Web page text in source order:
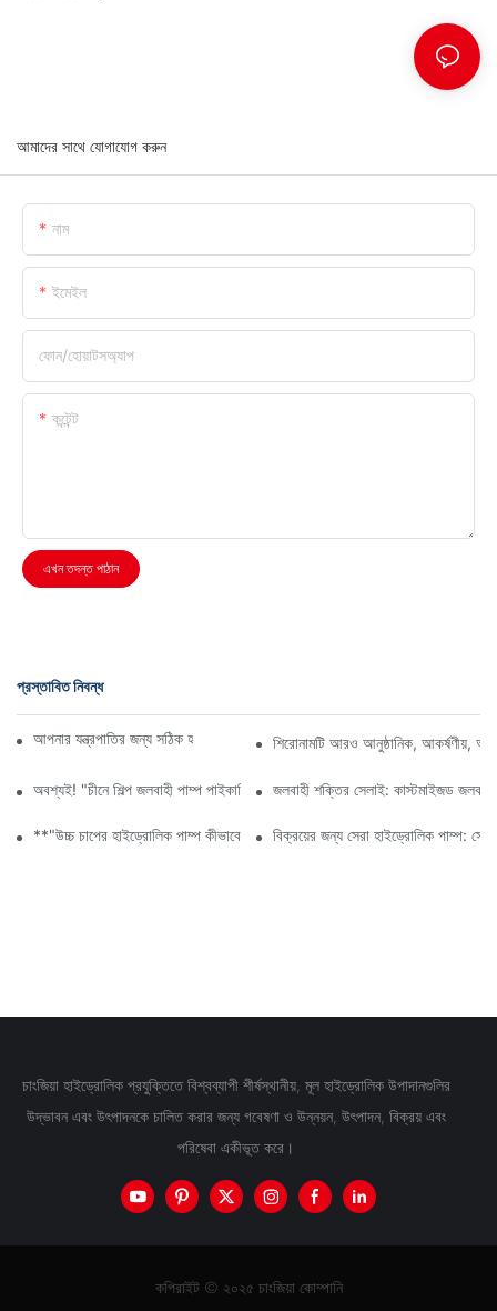
আমাদের সাথে যোগাযোগ করুন
নাম
ইমেইল
ফোন/হোয়াটসঅ্যাপ
কন্টেন্ট
এখন তদন্ত পাঠান
প্রস্তাবিত নিবন্ধ
আপনার যন্ত্রপাতির জন্য সঠিক হাইড্রোলিক গিয়ার পাম্প নির্বাচন করা
শিরোনামটি আরও আনুষ্ঠানিক, আকর্ষণীয়,
অবশ্যই! "চীনে শিল্প জলবাহী পাম্প পাইকারি" কীওয়ার্ডের উপর ভিত্তি করে একটি নিবন্ধের
জলবাহী শক্তির সেলাই: কাস্টমাইজড জলবাহী
**"উচ্চ চাপের হাইড্রোলিক পাম্প কীভাবে শিল্প দক্ষতা বৃদ্ধি করে"**বিক্রয়ের জন্য সেরা হাইড্রোলিক পাম্প:
চাংজিয়া হাইড্রোলিক প্রযুক্তিতে বিশ্বব্যাপী শীর্ষস্থানীয়, মূল হাইড্রোলিক উপাদানগুলির
উদ্ভাবন এবং উৎপাদনকে চালিত করার জন্য গবেষণা ও উন্নয়ন, উৎপাদন, বিক্রয় এবং
পরিষেবা একীভূত করে।
কপিরাইট © ২০২৫ চাংজিয়া কোম্পানি